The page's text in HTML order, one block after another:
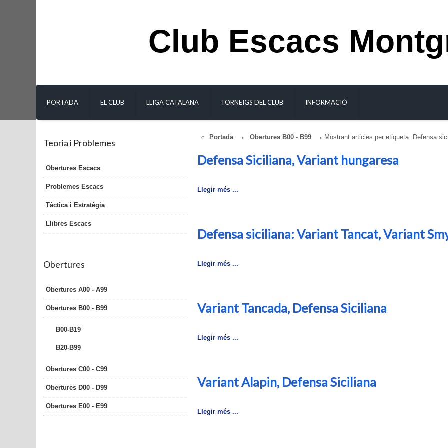
PORTADA EL CLUB LLIGA CATALANA TORNEIGS DEL CLUB INFORMACIÓ
Club Escacs
Teoria i Problemes
Obertures Escacs
Problemes Escacs
Tàctica i Estratègia
Llibres Escacs
Obertures
Obertures A00 - A99
Obertures B00 - B99
B00-B19
B20-B99
Obertures C00 - C99
Obertures D00 - D99
Obertures E00 - E99
Portada Obertures B00 - B99 Mostrant articles per etiqueta: Defensa
Defensa Siciliana, Variant hungaresa
Llegir més ...
Defensa siciliana: Variant Tancat, Variant
Llegir més ...
Variant Tancada, Defensa Siciliana
Llegir més ...
Variant Alapin, Defensa Siciliana
Llegir més ...